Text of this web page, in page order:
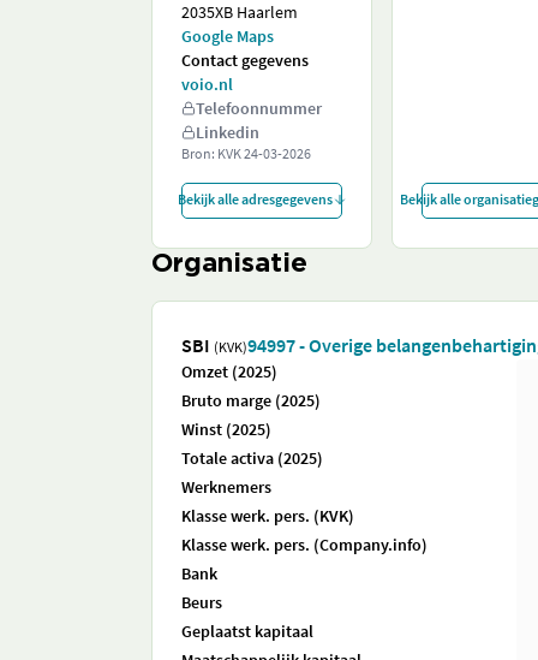
2035XB Haarlem
Google Maps
Contact gegevens
voio.nl
Telefoonnummer
Linkedin
Bron: KVK24-03-2026
Bekijk alle adresgegevens Bekijk alle
Organisatie
SBI (KVK)94997 - Overige
Omzet (2025)
Bruto marge (2025)
Winst (2025)
Totale activa (2025)
Werknemers
Klasse werk. pers. (KVK)
Klasse werk. pers. (Company.info)
Bank
Beurs
Geplaatst kapitaal